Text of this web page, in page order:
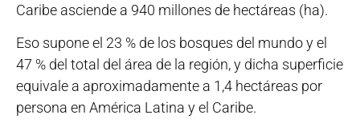
Caribe asciende a 940 millones de hectáreas (ha).
Eso supone el 23 % de los bosques del mundo y el
47 % del total del área de la región, y dicha superficie
equivale a aproximadamente a 1,4 hectáreas por
persona en América Latina y el Caribe.